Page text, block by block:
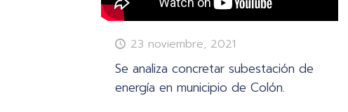
23 noviembre, 2021
Se analiza concretar subestación de
energía en municipio de Colón.